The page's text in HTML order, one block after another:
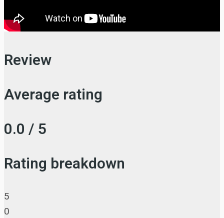
Review
Average rating
0.0 / 5
Rating breakdown
5
0